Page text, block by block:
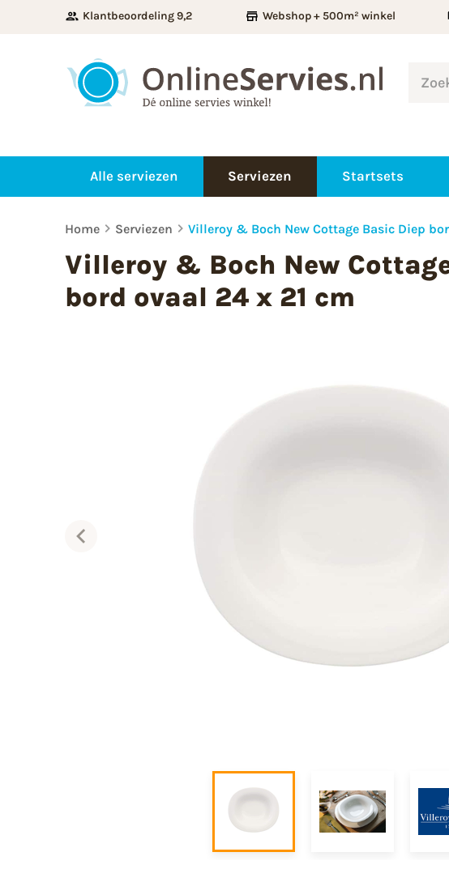
Klantbeoordeling 9,2 Webshop + 500m² winkel
Alle serviezen Serviezen Startsets
Home Serviezen Villeroy & Boch New Cottage Basic Diep
Villeroy & Boch New
bord ovaal 24 x 21 cm